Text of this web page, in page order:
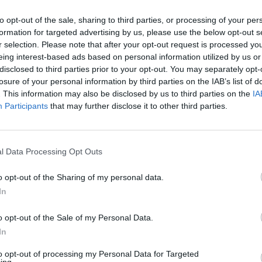
opt-out of the sale, sharing to third parties, or processing of your
for targeted advertising by us, please use the below opt-out
selection. Please note that after your opt-out request is processed
interest-based ads based on personal information utilized by us
to third parties prior to your opt-out. You may separately
of your personal information by third parties on the IAB’s list of
This information may also be disclosed by us to third parties on the
Participants that may further disclose it to other third parties.
Data Processing Opt Outs
opt-out of the Sharing of my personal data.
opt-out of the Sale of my Personal Data.
opt-out of processing my Personal Data for Targeted
VIDEO. Dinamo revine în prima ligă,
după un baraj nebun, cu...
luni, 5 iunie 2023 0
0
Campionilor: Bayern München –
Redacţia - vineri, 19 martie 2021